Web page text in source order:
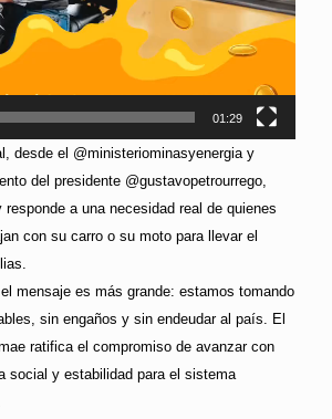
01:29
desde el @ministeriominasyenergia y
del presidente @gustavopetrourrego,
a una necesidad real de quienes
con su carro o su moto para llevar el
mensaje es más grande: estamos tomando
sin engaños y sin endeudar al país. El
ratifica el compromiso de avanzar con
social y estabilidad para el sistema